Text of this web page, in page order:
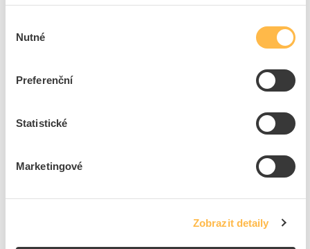
souhlasu
Nutné
Preferenční
Statistické
Marketingové
Zobrazit detaily
ks do košíku
Kód výrobce